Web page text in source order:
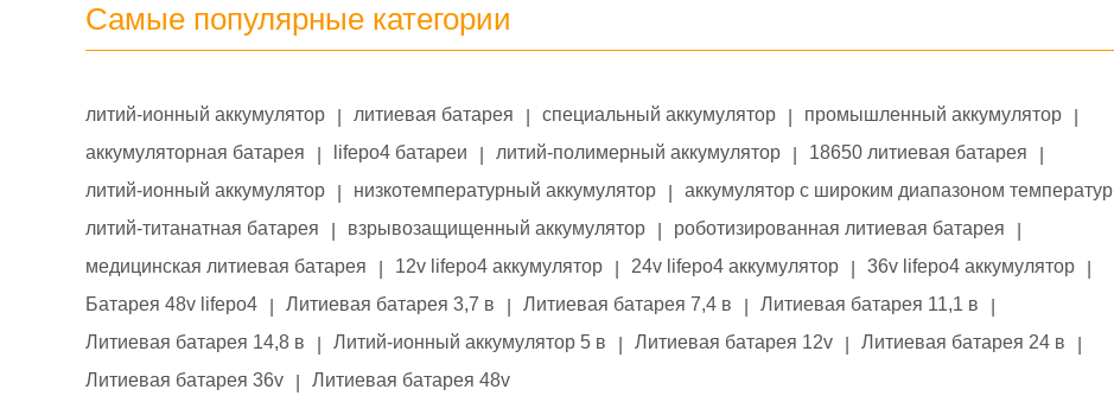
Самые популярные категории
литий-ионный аккумулятор литиевая батарея специальный аккумулятор промышленный аккумулятор
аккумуляторная батарея
lifepo4 батареи литий-полимерный аккумулятор 18650 литиевая батарея
литий-ионный аккумулятор
низкотемпературный аккумулятор аккумулятор с широким диапазоном температур
литий-титанатная батарея
взрывозащищенный аккумулятор роботизированная литиевая батарея
медицинская литиевая батарея
12v lifepo4 аккумулятор 24v lifepo4 аккумулятор 36v lifepo4 аккумулятор
Батарея 48v lifepo4
Литиевая батарея 3,7 в Литиевая батарея 7,4 в Литиевая батарея 11,1 в
Литиевая батарея 14,8 в
Литий-ионный аккумулятор 5 в Литиевая батарея 12v Литиевая батарея 24 в
Литиевая батарея 36v
Литиевая батарея 48v